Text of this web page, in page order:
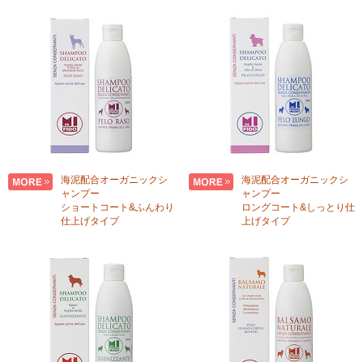
海泥配合オーガニックシ
ャンプー
ショートコート&ふんわり
仕上げタイプ
海泥配合オーガニックシ
ャンプー
ロングコート&しっとり仕
上げタイプ